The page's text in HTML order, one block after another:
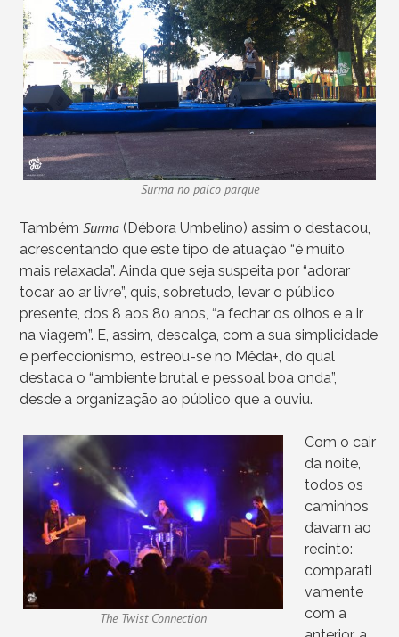
Surma no palco parque
TambémSurma (Débora Umbelino) assim o destacou,
acrescentando que este tipo de atuação “é muito
mais relaxada”. Ainda que seja suspeita por “adorar
tocar ao ar livre”, quis, sobretudo, levar o público
presente, dos 8 aos 80 anos, “a fechar os olhos e a ir
na viagem”. E, assim, descalça, com a sua simplicidade
e perfeccionismo, estreou-se no Mêda+, do qual
destaca o “ambiente brutal e pessoal boa onda”,
desde a organização ao público que a ouviu.
The Twist Connection
Com o cair
da noite,
todos os
caminhos
davam ao
recinto:
comparati
vamente
com a